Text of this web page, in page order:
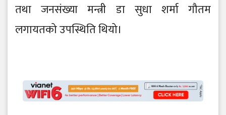
तथा जनसंख्या मन्त्री डा सुधा शर्मा गौतम
लगायतको उपस्थिति थियो।